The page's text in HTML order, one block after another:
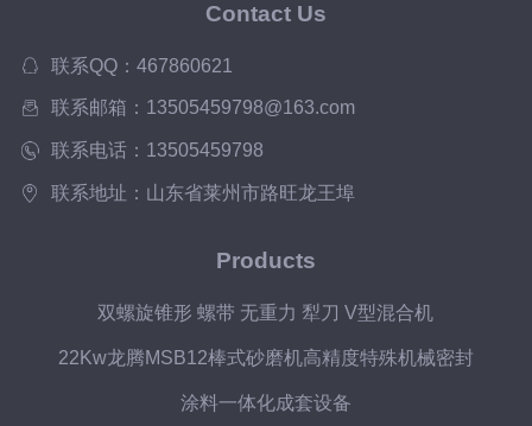
Contact Us
联系QQ：467860621
联系邮箱：13505459798@163.com
联系电话：13505459798
联系地址：山东省莱州市路旺龙王埠
Products
双螺旋锥形 螺带 无重力 犁刀 V型混合机
22Kw龙腾MSB12棒式砂磨机高精度特殊机械密封
涂料一体化成套设备